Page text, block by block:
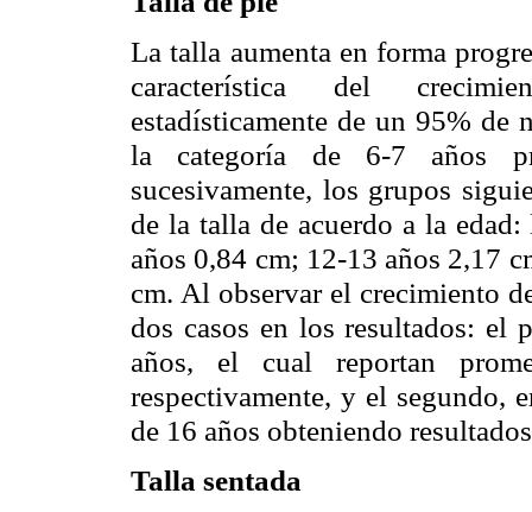
La talla aumenta en forma
característica del
estadísticamente de un 95%
la categoría de 6-7 años
sucesivamente, los grupos
de la talla de acuerdo a la
años 0,84 cm; 12-13 años 2,17
cm. Al observar el crecimiento
dos casos en los resultados: el
años, el cual reportan
respectivamente, y el segundo,
de 16 años obteniendo
Talla sentada